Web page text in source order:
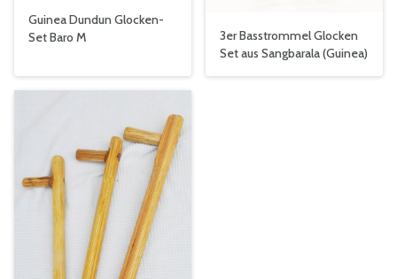
Guinea Dundun Glocken-
Set Baro M
3er Basstrommel Glocken
Set aus Sangbarala (Guinea)